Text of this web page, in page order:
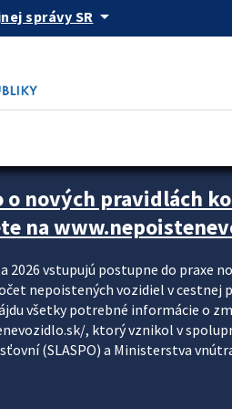
správy SR arrow_drop_down
o nových pravidlách
na
2026 vstupujú postupne do praxe
nepoistených vozidiel v cestnej
všetky potrebné informácie o
, ktorý vznikol v
(SLASPO) a Ministerstva